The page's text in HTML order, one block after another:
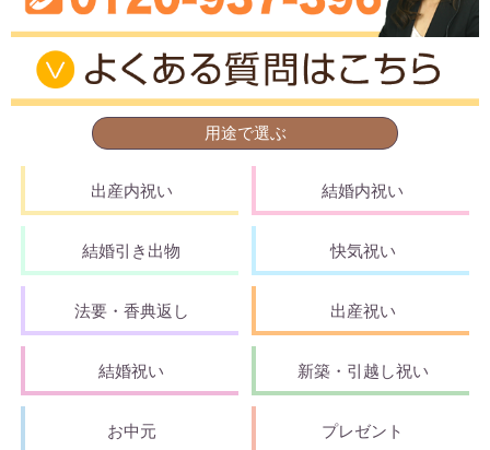
用途で選ぶ
出産内祝い 結婚内祝い
結婚引き出物 快気祝い
法要・香典返し 出産祝い
結婚祝い 新築・引越し祝い
お中元 プレゼント